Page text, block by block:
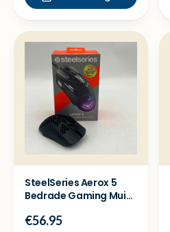
SteelSeries Aerox 5
Bedrade Gaming Muis
€56.95